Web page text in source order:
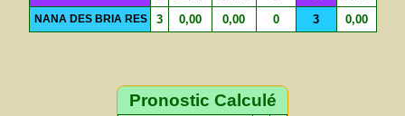
NANA DES BRIA RES 3 0,00 0,00 0 3 0,00
Pronostic Calculé